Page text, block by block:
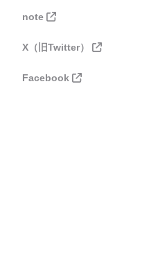
note
X（旧Twitter）
Facebook